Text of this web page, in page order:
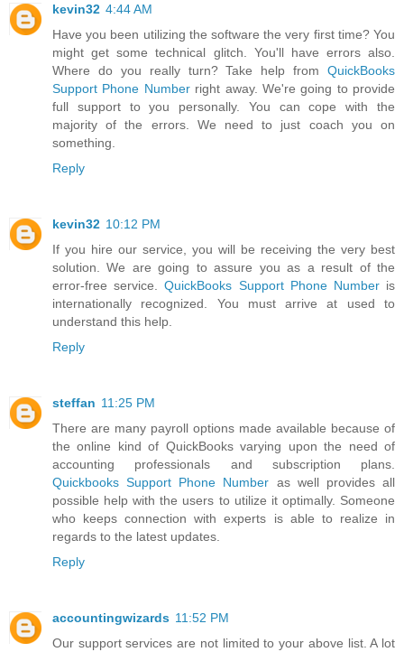
kevin32 4:44 AM
Have you been utilizing the software the very first time? You
might get some technical glitch. You'll have errors also.
Where do you really turn? Take help from QuickBooks
Support Phone Numberright away. We're going to provide
full support to you personally. You can cope with the
majority of the errors. We need to just coach you on
something.
Reply
kevin32 10:12 PM
If you hire our service, you will be receiving the very best
solution. We are going to assure you as a result of the
error-free service.QuickBooks Support Phone Numberis
internationally recognized. You must arrive at used to
understand this help.
Reply
steffan 11:25 PM
There are many payroll options made available because of
the online kind of QuickBooks varying upon the need of
accounting professionals and subscription plans.
Quickbooks Support Phone Number as well provides all
possible help with the users to utilize it optimally. Someone
who keeps connection with experts is able to realize in
regards to the latest updates.
Reply
accountingwizards 11:52 PM
Our support services are not limited to your above list. A lot